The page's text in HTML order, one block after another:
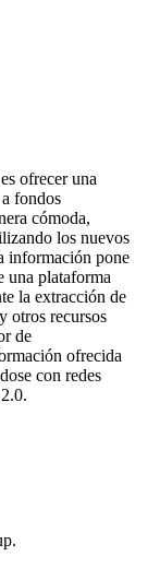
ofrecer una
fondos
cómoda,
los nuevos
información pone
una plataforma
la extracción de
otros recursos
de
ofrecida
con redes